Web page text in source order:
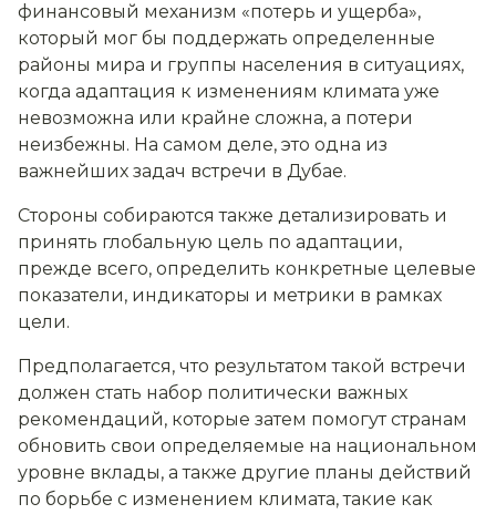
финансовый механизм «потерь и ущерба»,
который мог бы поддержать определенные
районы мира и группы населения в ситуациях,
когда адаптация к изменениям климата уже
невозможна или крайне сложна, а потери
неизбежны. На самом деле, это одна из
важнейших задач встречи в Дубае.
Стороны собираются также детализировать и
принять глобальную цель по адаптации,
прежде всего, определить конкретные целевые
показатели, индикаторы и метрики в рамках
цели.
Предполагается, что результатом такой встречи
должен стать набор политически важных
рекомендаций, которые затем помогут странам
обновить свои определяемые на национальном
уровне вклады, а также другие планы действий
по борьбе с изменением климата, такие как